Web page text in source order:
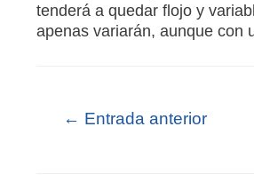
tenderá a quedar flojo y
apenas variarán, aunque con
← Entrada anterior